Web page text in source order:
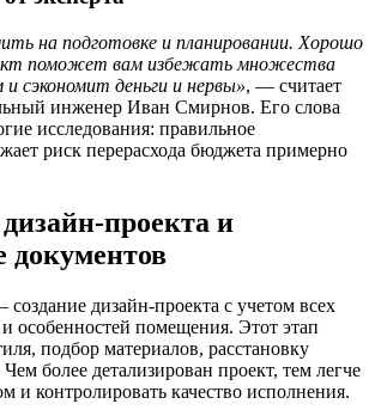
на подготовке и планировании. Хорошо
поможет вам избежать множества
сэкономит деньги и нервы», — считает
инженер Иван Смирнов. Его слова
исследования: правильное
риск перерасхода бюджета примерно
проекта и
документов
дизайн-проекта с учетом всех
особенностей помещения. Этот этап
подбор материалов, расстановку
более детализирован проект, тем легче
и контролировать качество исполнения.